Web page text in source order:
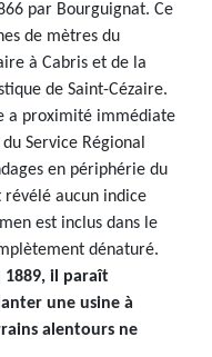
par Bourguignat. Ce
de mètres du
à Cabris et de la
de Saint-Cézaire.
a proximité immédiate
Service Régional
en périphérie du
aucun indice
est inclus dans le
dénaturé.
1889, il paraît
une usine à
alentours ne